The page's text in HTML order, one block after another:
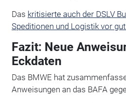
Das kritisierte auch der DSLV
Speditionen und Logistik vor
Fazit: Neue
Eckdaten
Das BMWE hat
Anweisungen an das BAFA